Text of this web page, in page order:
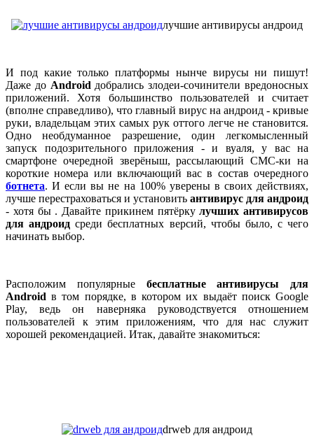
лучшие антивирусы андроид
И под какие только платформы нынче вирусы ни пишут!
Даже до Android добрались злодеи-сочинители вредоносных
приложений. Хотя большинство пользователей и считает
(вполне справедливо), что главный вирус на андроид - кривые
руки, владельцам этих самых рук оттого легче не становится.
Одно необдуманное разрешение, один легкомысленный
запуск подозрительного приложения - и вуаля, у вас на
смартфоне очередной зверёныш, рассылающий СМС-ки на
короткие номера или включающий вас в состав очередного
ботнета. И если вы не на 100% уверены в своих действиях,
лучше перестраховаться и установить антивирус для андроид
- хотя бы . Давайте прикинем пятёркулучших антивирусов
для андроид среди бесплатных версий, чтобы было, с чего
начинать выбор.
Расположим популярные бесплатные антивирусы для
Android в том порядке, в котором их выдаёт поиск Google
Play, ведь он наверняка руководствуется отношением
пользователей к этим приложениям, что для нас служит
хорошей рекомендацией. Итак, давайте знакомиться:
drweb для андроид